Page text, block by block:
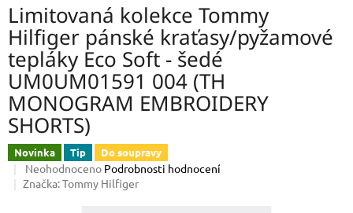
Limitovaná kolekce Tommy
Hilfiger pánské kraťasy/pyžamové
tepláky Eco Soft - šedé
UM0UM01591 004 (TH
MONOGRAM EMBROIDERY
SHORTS)
Novinka Tip Do soupravy
Průměrné
hodnocení
Neohodnoceno Podrobnosti hodnocení
Značka:Tommy Hilfiger